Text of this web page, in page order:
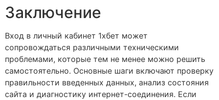
Заключение
Вход в личный кабинет 1хбет может
сопровождаться различными техническими
проблемами, которые тем не менее можно решить
самостоятельно. Основные шаги включают проверку
правильности введенных данных, анализ состояния
сайта и диагностику интернет-соединения. Если